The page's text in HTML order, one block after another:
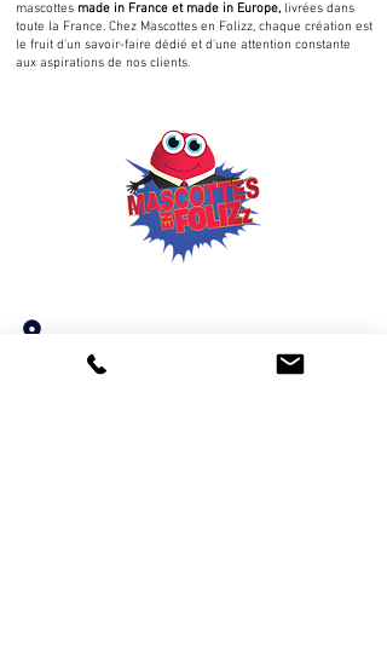
mascottes made in France et made in Europe, livrées dans
toute la France. Chez Mascottes en Folizz, chaque création est
le fruit d'un savoir-faire dédié et d'une attention constante
aux aspirations de nos clients.
Mascottes en FoliZz
69800 SAINT PRIEST